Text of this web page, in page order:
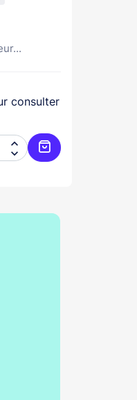
consulter


Ajouter au panier